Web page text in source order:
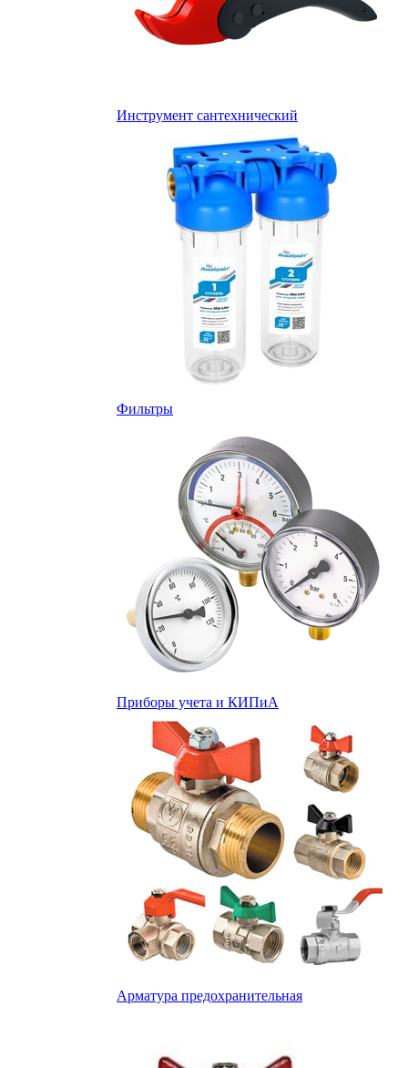
Инструмент сантехнический
Фильтры
Приборы учета и КИПиА
Арматура предохранительная